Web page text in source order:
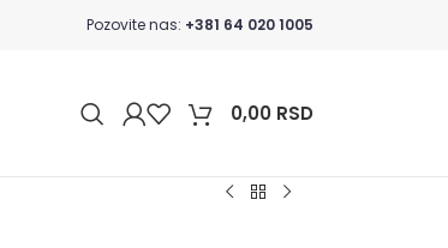
Pozovite nas: +381 64 020 1005
0,00 RSD